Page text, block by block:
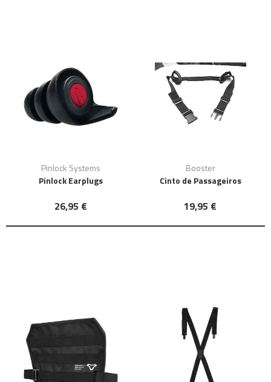
Pinlock Systems
Pinlock Earplugs
26,95 €
Booster
Cinto de Passageiros
19,95 €